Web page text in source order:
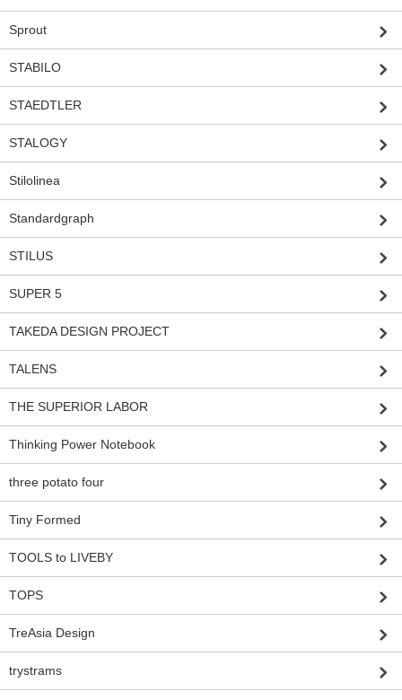
Sprout
STABILO
STAEDTLER
STALOGY
Stilolinea
Standardgraph
STILUS
SUPER 5
TAKEDA DESIGN PROJECT
TALENS
THE SUPERIOR LABOR
Thinking Power Notebook
three potato four
Tiny Formed
TOOLS to LIVEBY
TOPS
TreAsia Design
trystrams